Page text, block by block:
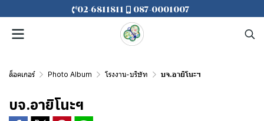
02-6811811 087-0001007
ล็อคเกอร์ Photo Album โรงงาน-บริษัท บจ.อายิโนะฯ
บจ.อายิโนะฯ